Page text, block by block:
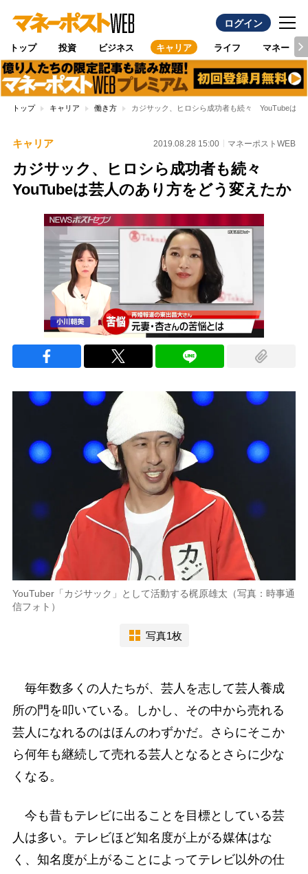
ログイン
トップ 投資 ビジネス キャリア ライフ マネー
トップ キャリア 働き方 カジサック、ヒロシら成功者も続々 YouTubeは芸
キャリア 2019.08.28 15:00 マネーポストWEB
カジサック、ヒロシら成功者も続々
YouTubeは芸人のあり方をどう変えたか
YouTuber「カジサック」として活動する梶原雄太（写真：時事通
信フォト）
写真1枚
毎年数多くの人たちが、芸人を志して芸人養成
所の門を叩いている。しかし、その中から売れる
芸人になれるのはほんのわずかだ。さらにそこか
ら何年も継続して売れる芸人となるとさらに少な
くなる。
今も昔もテレビに出ることを目標としている芸
人は多い。テレビほど知名度が上がる媒体はな
く、知名度が上がることによってテレビ以外の仕